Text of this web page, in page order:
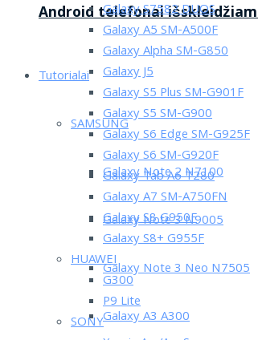
Android telefonai
Tutorialai
SAMSUNG
Galaxy Note 2 N7100
Galaxy Note 3 N9005
Galaxy Note 3 Neo N7505
Galaxy A3 A300
Galaxy S7582 DUOS
Galaxy A5 SM-A500F
Galaxy Alpha SM-G850
Galaxy J5
Galaxy S5 Plus SM-G901F
Galaxy S5 SM-G900
Galaxy S6 Edge SM-G925F
Galaxy S6 SM-G920F
Galaxy Tab A6 T280
Galaxy A7 SM-A750FN
Galaxy S8 G950F
Galaxy S8+ G955F
HUAWEI
G300
P9 Lite
SONY